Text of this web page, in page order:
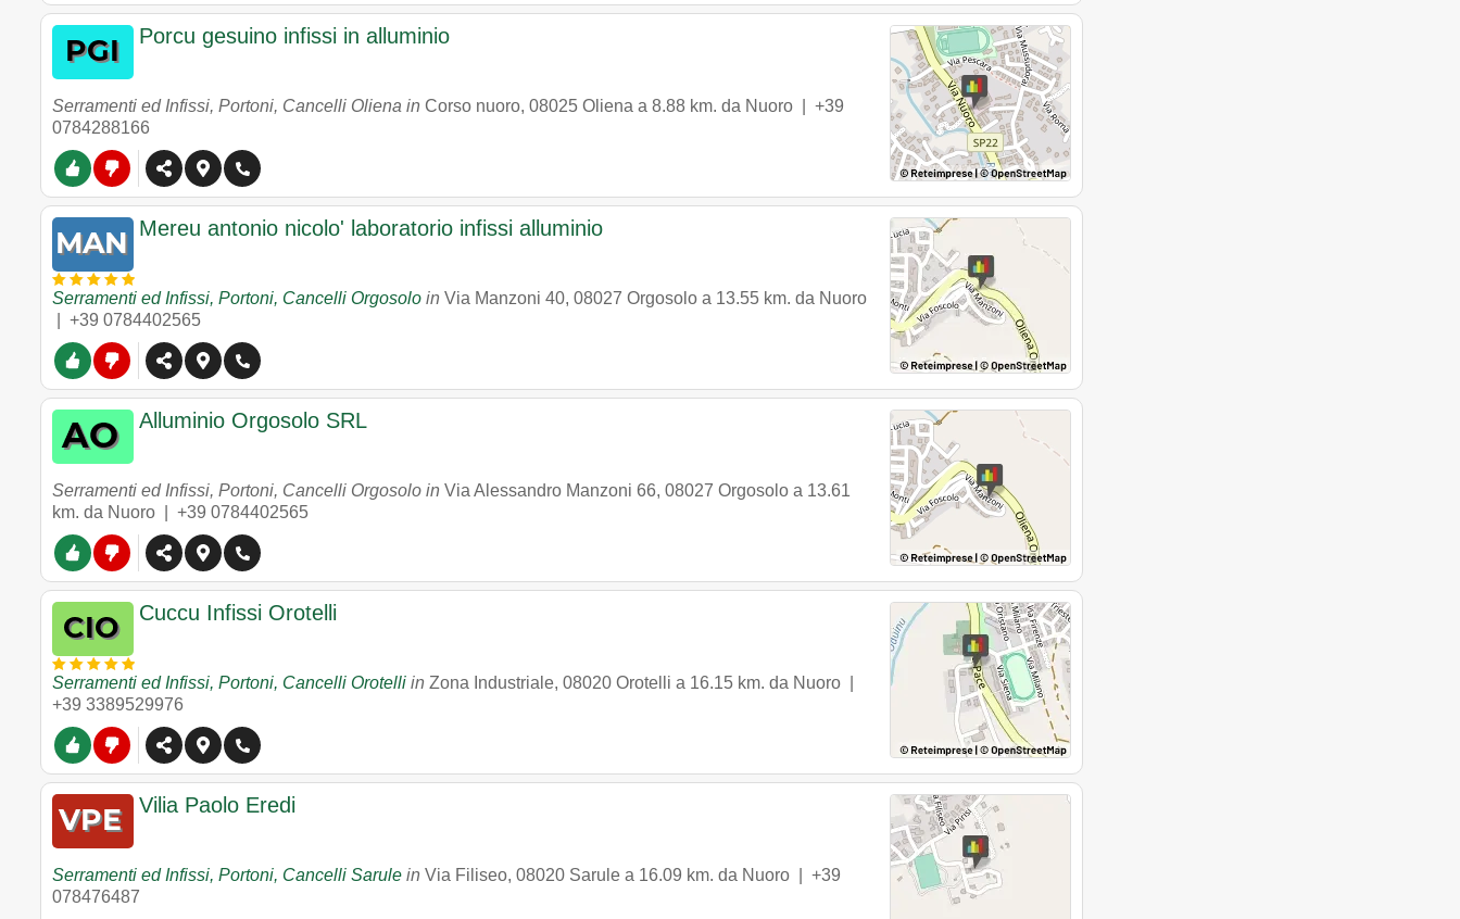
Porcu gesuino infissi in alluminio
Serramenti ed Infissi, Portoni, Cancelli Oliena in Corso nuoro, 08025 Oliena a 8.88 km. da Nuoro | +39
0784288166
Mereu antonio nicolo' laboratorio infissi alluminio
Serramenti ed Infissi, Portoni, Cancelli Orgosolo in Via Manzoni 40, 08027 Orgosolo a 13.55 km. da Nuoro
+39 0784402565
Alluminio Orgosolo SRL
Serramenti ed Infissi, Portoni, Cancelli Orgosolo in Via Alessandro Manzoni 66, 08027 Orgosolo a 13.61
km. da Nuoro | +39 0784402565
Cuccu Infissi Orotelli
Serramenti ed Infissi, Portoni, Cancelli Orotelli in Zona Industriale, 08020 Orotelli a 16.15 km. da Nuoro |
+39 3389529976
Vilia Paolo Eredi
Serramenti ed Infissi, Portoni, Cancelli Sarule in Via Filiseo, 08020 Sarule a 16.09 km. da Nuoro | +39
078476487